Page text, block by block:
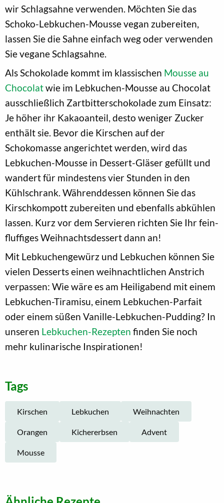
wir Schlagsahne verwenden. Möchten Sie das
Schoko-Lebkuchen-Mousse vegan zubereiten,
lassen Sie die Sahne einfach weg oder verwenden
Sie vegane Schlagsahne.
Als Schokolade kommt im klassischen Mousse au
Chocolatwie im Lebkuchen-Mousse au Chocolat
ausschließlich Zartbitterschokolade zum Einsatz:
Je höher ihr Kakaoanteil, desto weniger Zucker
enthält sie. Bevor die Kirschen auf der
Schokomasse angerichtet werden, wird das
Lebkuchen-Mousse in Dessert-Gläser gefüllt und
wandert für mindestens vier Stunden in den
Kühlschrank. Währenddessen können Sie das
Kirschkompott zubereiten und ebenfalls abkühlen
lassen. Kurz vor dem Servieren richten Sie Ihr fein-
fluffiges Weihnachtsdessert dann an!
Mit Lebkuchengewürz und Lebkuchen können Sie
vielen Desserts einen weihnachtlichen Anstrich
verpassen: Wie wäre es am Heiligabend mit einem
Lebkuchen-Tiramisu, einem Lebkuchen-Parfait
oder einem süßen Vanille-Lebkuchen-Pudding? In
unseren Lebkuchen-Rezepten finden Sie noch
mehr kulinarische Inspirationen!
Tags
Kirschen Lebkuchen Weihnachten
Orangen Kichererbsen Advent
Mousse